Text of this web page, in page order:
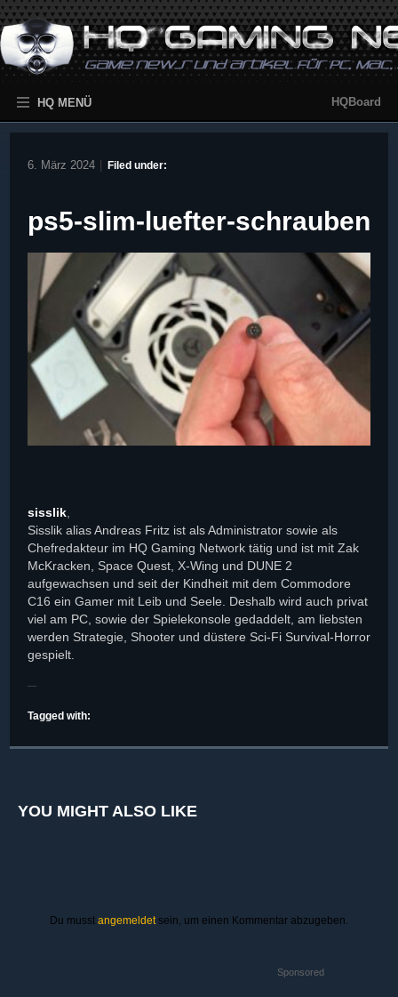
HQ MENÜ HQBoard
6. März 2024 Filed under:
ps5-slim-luefter-schrauben
sisslik,
Sisslik alias Andreas Fritz ist als Administrator sowie als
Chefredakteur im HQ Gaming Network tätig und ist mit Zak
McKracken, Space Quest, X-Wing und DUNE 2
aufgewachsen und seit der Kindheit mit dem Commodore
C16 ein Gamer mit Leib und Seele. Deshalb wird auch privat
viel am PC, sowie der Spielekonsole gedaddelt, am liebsten
werden Strategie, Shooter und düstere Sci-Fi Survival-Horror
gespielt.
Tagged with:
YOU MIGHT ALSO LIKE
Du musst angemeldetsein, um einen Kommentar abzugeben.
Sponsored